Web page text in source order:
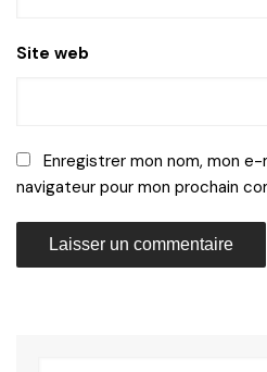
Site web
Enregistrer mon nom, mon
navigateur pour mon prochain